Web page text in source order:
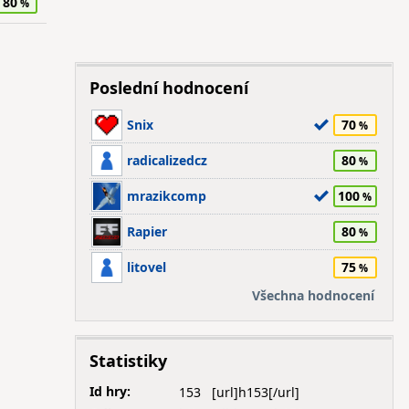
Poslední hodnocení
Snix 70
radicalizedcz 80
mrazikcomp 100
Rapier 80
litovel
75
Všechna hodnocení
Statistiky
Id hry:
153